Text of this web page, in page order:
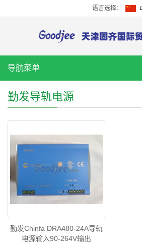
语言选择：
导航菜单
勤发导轨电源
勤发Chinfa DRA480-24A导轨
电源输入90-264V输出